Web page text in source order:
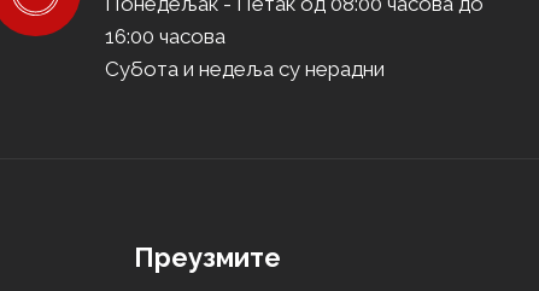
16:00 часова
Субота и недеља су нерадни
Преузмите